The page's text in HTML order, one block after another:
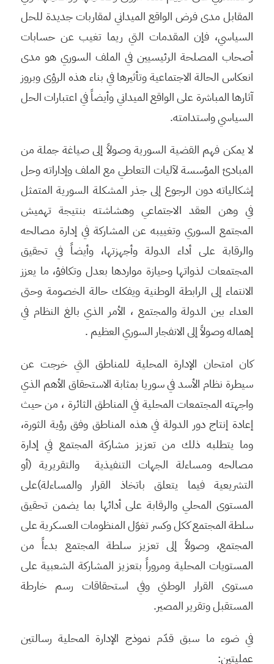
المقابل مدى فرض الواقع الميداني لمقاربات جديدة للحل
السياسي، فإن المقدمات التي ريما تغيب عن حسابات
أصحاب المصلحة الرئيسيين في الملف السوري هو مدى
انعكاس الحالة الاجتماعية وتأثيرها في بناء هذه الرؤى وبروز
آثارها المباشرة على الواقع الميداني وأيضاً في اعتبارات الحل
السياسي واستدامته.
لا يمكن فهم القضية السورية وصولاً إلى صياغة جملة من
المبادئ المؤسسة لآليات التعاطي مع الملف وإداراته وحل
إشكالياته دون الرجوع إلى جذر المشكلة السورية المتمثل
في وهن العقد الاجتماعي وهشاشته بنتيجة تهميش
المجتمع السوري وتغييبه عن المشاركة في إدارة مصالحه
والرقابة على أداء الدولة وأجهزتها، وأيضاً في تحقيق
المجتمعات لذواتها وحيازة مواردها بعدل وتكافؤ، ما يعزز
الانتماء إلى الرابطة الوطنية ويفكك حالة الخصومة وحتى
العداء بين الدولة والمجتمع ، الأمر الذي بالغ النظام في
إهماله وصولاً إلى الانفجار السوري العظيم .
كان امتحان الإدارة المحلية للمناطق التي خرجت عن
سيطرة نظام الأسد في سوريا بمثابة الاستحقاق الأهم الذي
واجهته المجتمعات المحلية في المناطق الثائرة ، من حيث
إعادة إنتاج دور الدولة في هذه المناطق وفق رؤية الثورة،
وما يتطلبه ذلك من تعزيز مشاركة المجتمع في إدارة
مصالحه ومساءلة الجهات التنفيذية والتقريرية (أو
التشريعية فيما يتعلق باتخاذ القرار والمساءلة)على
المستوى المحلي والرقابة على أدائها بما يضمن تحقيق
سلطة المجتمع ككل وكسر تغوّل المنظومات العسكرية على
المجتمع، وصولاً إلى تعزيز سلطة المجتمع بدءاً من
المستويات المحلية ومروراً بتعزيز المشاركة الشعبية على
مستوى القرار الوطني وفي استحقاقات رسم خارطة
المستقبل وتقرير المصير.
في ضوء ما سبق قدّم نموذج الإدارة المحلية رسالتين
عمليتين: